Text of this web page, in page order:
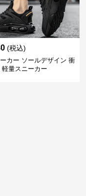
(税込)
カー ソールデザイン 衝
軽量スニーカー